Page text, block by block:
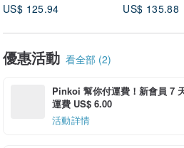
US$ 125.94
US$ 135.88
優惠活動 看全部 (2)
Pinkoi 幫你付運費！新會員 7
運費 US$ 6.00
活動詳情